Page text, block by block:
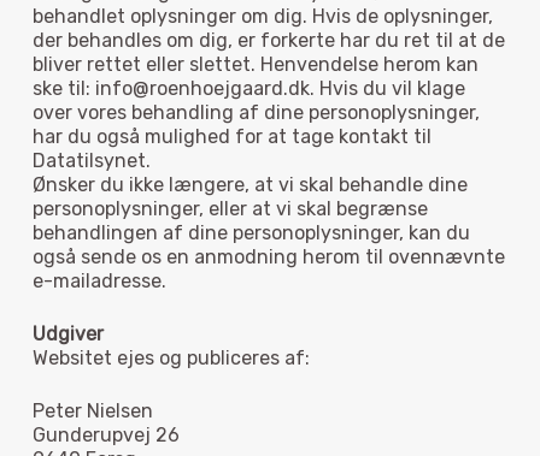
behandlet oplysninger om dig. Hvis de oplysninger,
der behandles om dig, er forkerte har du ret til at de
bliver rettet eller slettet. Henvendelse herom kan
ske til: info@roenhoejgaard.dk. Hvis du vil klage
over vores behandling af dine personoplysninger,
har du også mulighed for at tage kontakt til
Datatilsynet.
Ønsker du ikke længere, at vi skal behandle dine
personoplysninger, eller at vi skal begrænse
behandlingen af dine personoplysninger, kan du
også sende os en anmodning herom til ovennævnte
e-mailadresse.
Udgiver
Websitet ejes og publiceres af:
Peter Nielsen
Gunderupvej 26